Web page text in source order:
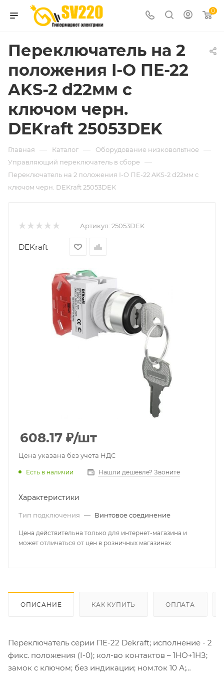
0
Переключатель на 2
положения I-O ПЕ-22
AKS-2 d22мм с
ключом черн.
DEKraft 25053DEK
Главная — Каталог — Оборудование низковольтное —
Управляющий переключатель в сборе —
Переключатель на 2 положения I-O ПЕ-22 AKS-2 d22мм с
ключом черн. DEKraft 25053DEK
Артикул: 25053DEK
DEKraft
608.17 ₽/шт
Цена указана без учета НДС
Есть в наличии Нашли дешевле? Звоните
Характеристики
Тип подключения — Винтовое соединение
Цена действительна только для интернет-магазина и
может отличаться от цен в розничных магазинах
ОПИСАНИЕ КАК КУПИТЬ ОПЛАТА
Переключатель серии ПЕ-22 Dekraft; исполнение - 2
фикс. положения (I-0); кол-во контактов – 1НО+1НЗ;
замок с ключом; без индикации; ном.ток 10 А;